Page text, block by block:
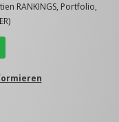
RANKINGS, Portfolio,